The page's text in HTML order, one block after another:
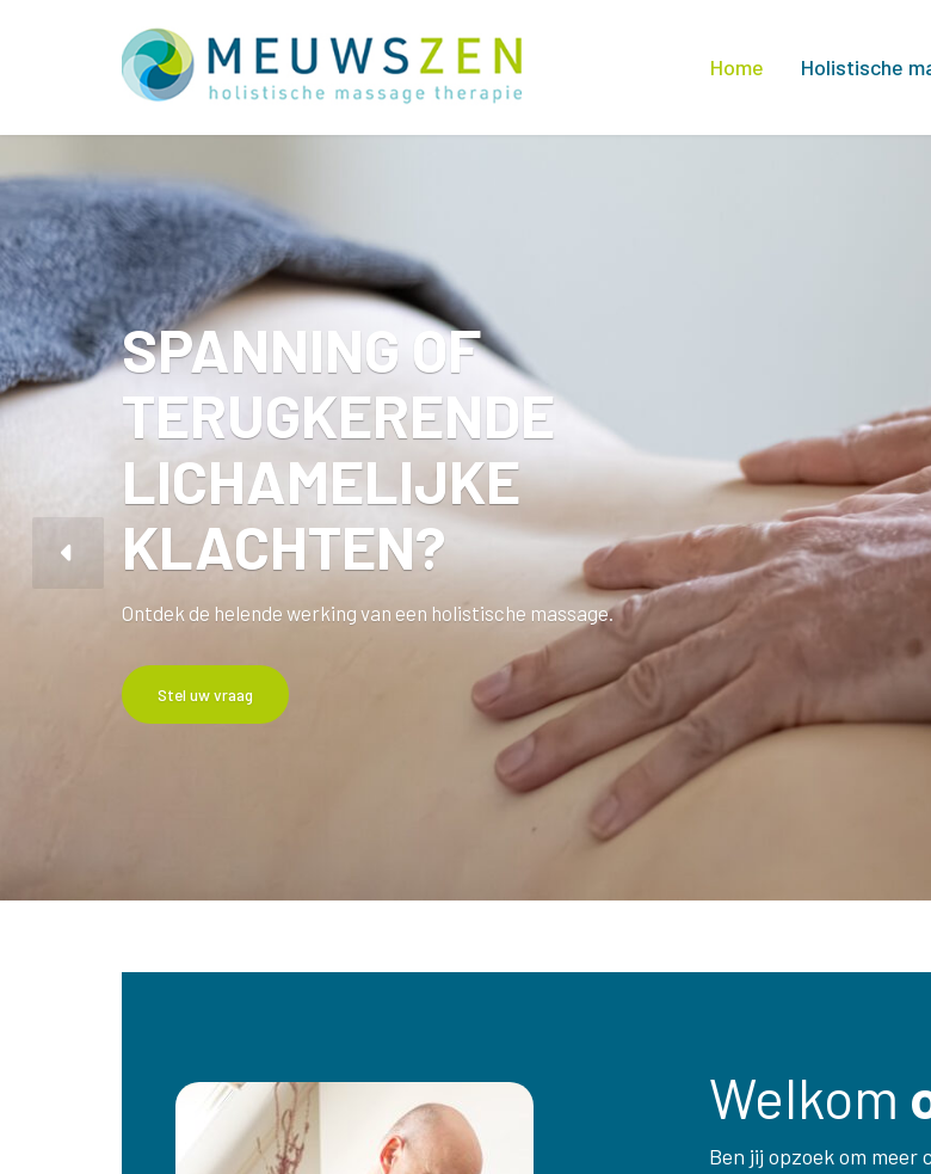
Home Holistische
SPANNING OF
TERUGKERENDE
LICHAMELIJKE
KLACHTEN?
Ontdek de helende werking van een holistische massage.
Stel uw vraag
Welkom
Ben jij opzoek om meer